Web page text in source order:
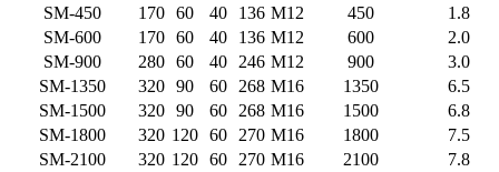
SM-450
170 60 40 136 M12 450
1.8
SM-600
170 60 40 136 M12 600
2.0
SM-900
280 60 40 246 M12 900
3.0
SM-1350
320 90 60 268 M16 1350
6.5
SM-1500
320 90 60 268 M16 1500
6.8
SM-1800
320 120 60 270 M16 1800
7.5
SM-2100
320 120 60 270 M16 2100 7.8